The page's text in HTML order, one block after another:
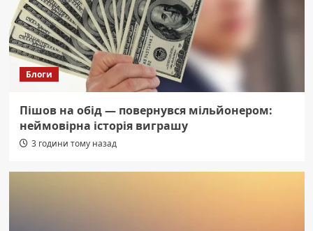
Блоги
Пішов на обід — повернувся мільйонером:
неймовірна історія виграшу
3 години тому назад